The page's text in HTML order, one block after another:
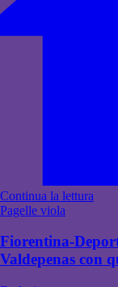
Continua la lettura
Pagelle viola
Fiorentina-
Valdepenas con